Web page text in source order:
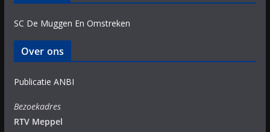
SC De Muggen En Omstreken
Over ons
Publicatie ANBI
Bezoekadres
RTV Meppel